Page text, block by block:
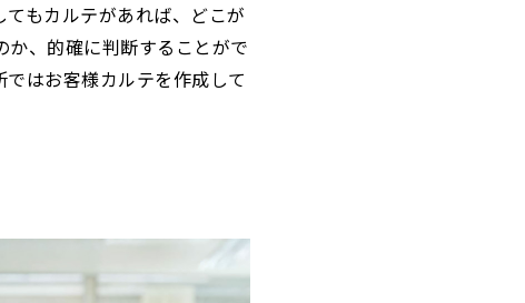
もカルテがあれば、どこが
、的確に判断することがで
はお客様カルテを作成して